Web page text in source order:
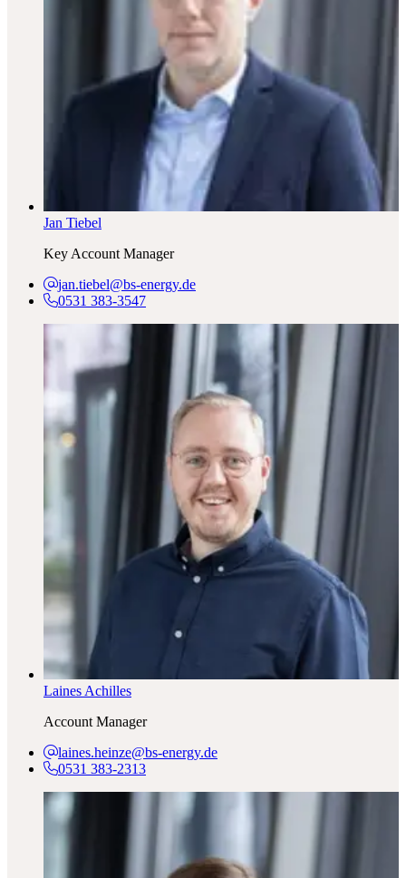
Jan Tiebel
Key Account Manager
jan.tiebel@bs-energy.de
0531 383-3547
Laines Achilles
Account Manager
laines.heinze@bs-energy.de
0531 383-2313